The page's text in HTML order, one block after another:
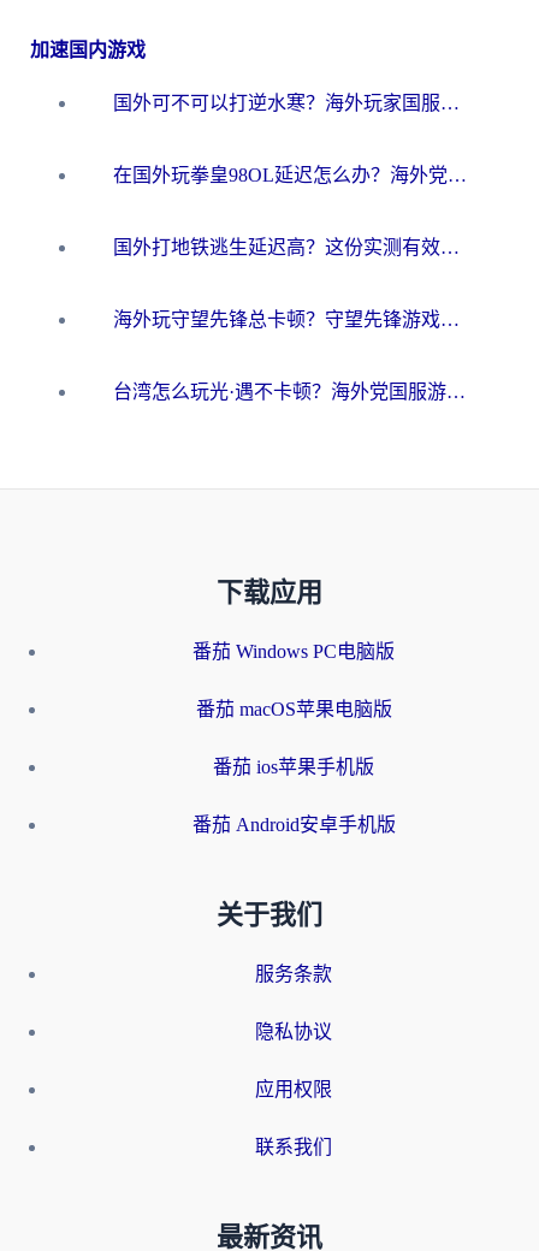
加速国内游戏
国外可不可以打逆水寒？海外玩家国服畅玩终极指南（附漫威荒野乱斗加速方案）
在国外玩拳皇98OL延迟怎么办？海外党亲测有效的低延迟指南
国外打地铁逃生延迟高？这份实测有效的低延迟指南帮你吃鸡
海外玩守望先锋总卡顿？守望先锋游戏加速器在哪里买&避坑指南（附欧洲非洲游戏实测）
台湾怎么玩光·遇不卡顿？海外党国服游戏加速终极攻略（附实测体验）
下载应用
番茄 Windows PC电脑版
番茄 macOS苹果电脑版
番茄 ios苹果手机版
番茄 Android安卓手机版
关于我们
服务条款
隐私协议
应用权限
联系我们
最新资讯